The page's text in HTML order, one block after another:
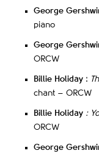
George
piano
George
ORCW
Billie Holiday :
chant – ORCW
Billie Holiday :
ORCW
George